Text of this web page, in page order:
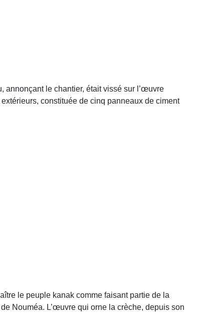
annonçant le chantier, était vissé sur l’œuvre
constituée de cinq panneaux de ciment
le peuple kanak comme faisant partie de la
Nouméa. L’œuvre qui orne la crèche, depuis son